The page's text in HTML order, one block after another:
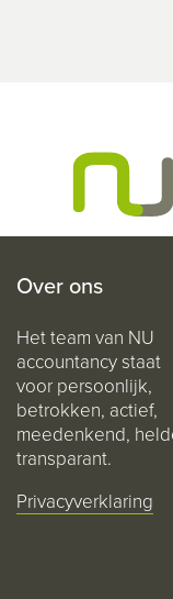
Over ons
Het team van NU
accountancy staat
voor persoonlijk,
betrokken, actief,
meedenkend,
transparant.
Privacyverklaring